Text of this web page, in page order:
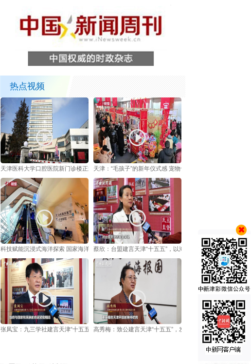
热点视频
天津医科大学口腔医院新门诊楼正式开诊启用天津：“毛孩子”的新年仪式感 宠物也有“年货节”
科技赋能沉浸式海洋探索 国家海洋博物馆“未来海洋”展启幕蔡欣：台盟建言天津“十五五”，以海洋经济赋能津台融合发展
张凤宝：九三学社建言天津“十五五”，抢占新质生产力高地高秀梅：致公建言天津“十五五”，发挥“侨海”优势助高水平对